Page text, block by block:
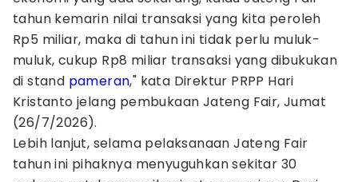
tahun kemarin nilai transaksi yang kita peroleh
Rp5 miliar, maka di tahun ini tidak perlu muluk-
muluk, cukup Rp8 miliar transaksi yang dibukukan
di stand pameran," kata Direktur PRPP Hari
Kristanto jelang pembukaan Jateng Fair, Jumat
(26/7/2026).
Lebih lanjut, selama pelaksanaan Jateng Fair
tahun ini pihaknya menyuguhkan sekitar 30